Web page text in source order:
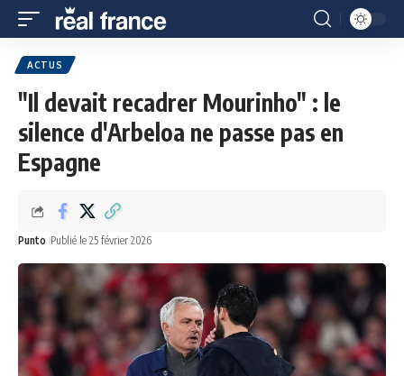
ACTUS
"Il devait recadrer Mourinho" : le
silence d'Arbeloa ne passe pas en
Espagne
Punto Publié le 25 février 2026